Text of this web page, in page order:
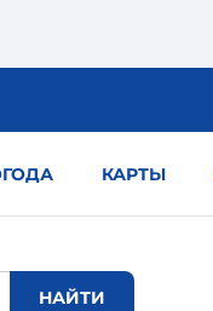
КАРТЫ